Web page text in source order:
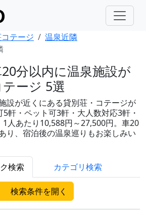
テージ
温泉近隣
分以内に温泉施設が
ージ 5選
設が近くにある貸別荘・コテージが
軒・ペット可3軒・大人数対応3軒・
人あたり10,588円～27,500円。車20
り、宿泊後の温泉巡りもお楽しみい
検索 カテゴリ検索
検索条件を開く